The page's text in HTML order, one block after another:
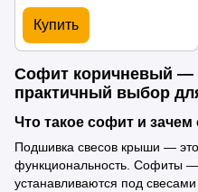
Купить
Софит коричневый —
практичный выбор
Что такое софит и зачем
Подшивка свесов крыши — это
функциональность. Софиты
устанавливаются под